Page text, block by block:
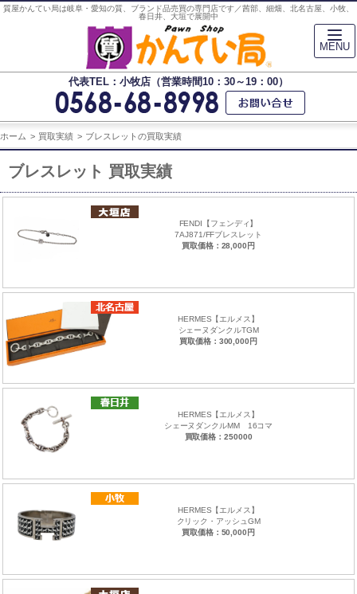
質屋かんてい局は岐阜・愛知の質、ブランド品売買の専門店です／茜部、細畑、北名古屋、小牧、
春日井、大垣で展開中
代表TEL：小牧店（営業時間10：30～19：00）
ホーム 買取実績 ブレスレットの買取実績
ブレスレット 買取実績
FENDI【フェンディ】
7AJ871/FFブレスレット
買取価格：28,000円
HERMES【エルメス】
シェーヌダンクルTGM
買取価格：300,000円
HERMES【エルメス】
シェーヌダンクルMM 16コマ
買取価格：250000
HERMES【エルメス】
クリック・アッシュGM
買取価格：50,000円
MENU